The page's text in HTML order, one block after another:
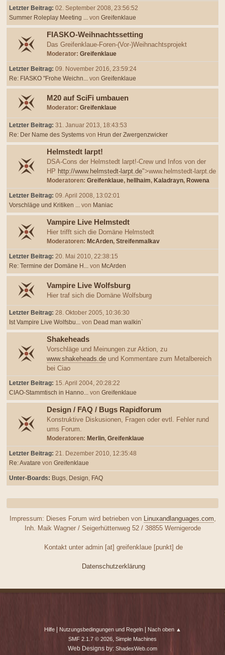
Letzter Beitrag: 02. September 2008, 23:56:52
Summer Roleplay Meeting ... von Greifenklaue
FIASKO-Weihnachtssetting
Das Greifenklaue-Foren-(Vor-)Weihnachtsprojekt
Moderator: Greifenklaue
Letzter Beitrag: 09. November 2016, 23:59:24
Re: FIASKO "Frohe Weichn... von Greifenklaue
M20 auf SciFi umbauen
Moderator: Greifenklaue
Letzter Beitrag: 31. Januar 2013, 18:43:53
Re: Der Name des Systems von Hrun der Zwergenzwicker
Helmstedt larpt!
DSA-Cons der Helmstedt larpt!-Crew und Infos von der
HP http://www.helmstedt-larpt.de">www.helmstedt-larpt.de
Moderatoren: Greifenklaue, hellhaim, Kaladrayn, Rowena
Letzter Beitrag: 09. April 2008, 13:02:01
Vorschläge und Kritiken ... von Maniac
Vampire Live Helmstedt
Hier trifft sich die Domäne Helmstedt
Moderatoren: McArden, Streifenmalkav
Letzter Beitrag: 20. Mai 2010, 22:38:15
Re: Termine der Domäne H... von McArden
Vampire Live Wolfsburg
Hier traf sich die Domäne Wolfsburg
Letzter Beitrag: 28. Oktober 2005, 10:36:30
Ist Vampire Live Wolfsbu... von Dead man walkin`
Shakeheads
Vorschläge und Meinungen zur Aktion, zu
www.shakeheads.de und Kommentare zum Metalbereich
bei Ciao
Letzter Beitrag: 15. April 2004, 20:28:22
CIAO-Stammtisch in Hanno... von Greifenklaue
Design / FAQ / Bugs Rapidforum
Konstruktive Diskusionen, Fragen oder evtl. Fehler rund
ums Forum.
Moderatoren: Merlin, Greifenklaue
Letzter Beitrag: 21. Dezember 2010, 12:35:48
Re: Avatare von Greifenklaue
Unter-Boards Bugs Design FAQ
Impressum: Dieses Forum wird betrieben von Linuxandlanguages.com,
Inh. Maik Wagner / Seigerhüttenweg 52 / 38855 Wernigerode
Kontakt unter admin [at] greifenklaue [punkt] de
Datenschutzerklärung
Hilfe| Nutzungsbedingungen und Regeln|
Nach oben ▲
SMF 2.1.7 © 2026, Simple Machines
Web Designs by: ShadesWeb.com